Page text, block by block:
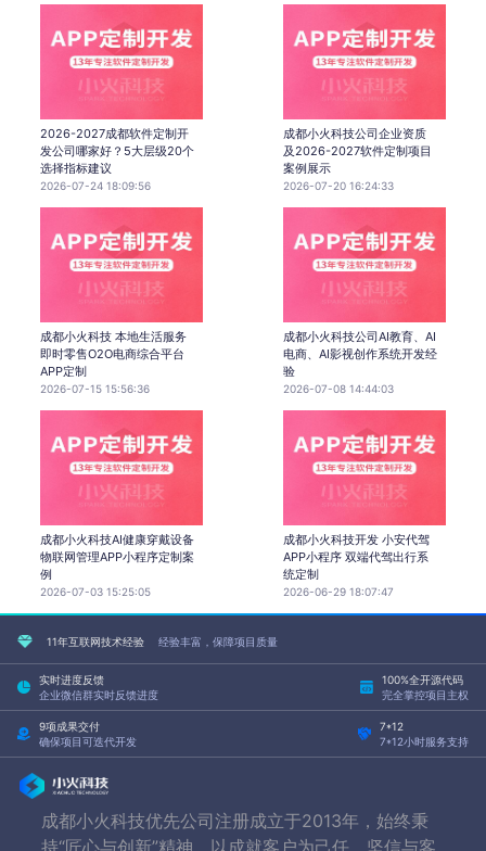
2026-2027成都软件定制开
发公司哪家好？5大层级20个
选择指标建议
2026-07-24 18:09:56
成都小火科技公司企业资质
及2026-2027软件定制项目
案例展示
2026-07-20 16:24:33
成都小火科技 本地生活服务
即时零售O2O电商综合平台
APP定制
2026-07-15 15:56:36
成都小火科技公司AI教育、AI
电商、AI影视创作系统开发经
验
2026-07-08 14:44:03
成都小火科技AI健康穿戴设备
物联网管理APP小程序定制案
例
2026-07-03 15:25:05
成都小火科技开发 小安代驾
APP小程序 双端代驾出行系
统定制
2026-06-29 18:07:47
11年互联网技术经验 经验丰富，保障项目质量
实时进度反馈
企业微信群实时反馈进度
100%全开源代码
完全掌控项目主权
9项成果交付
确保项目可迭代开发
7*12
7*12小时服务支持
成都小火科技优先公司注册成立于2013年，始终秉
持“匠心与创新”精神，以成就客户为己任，坚信与客